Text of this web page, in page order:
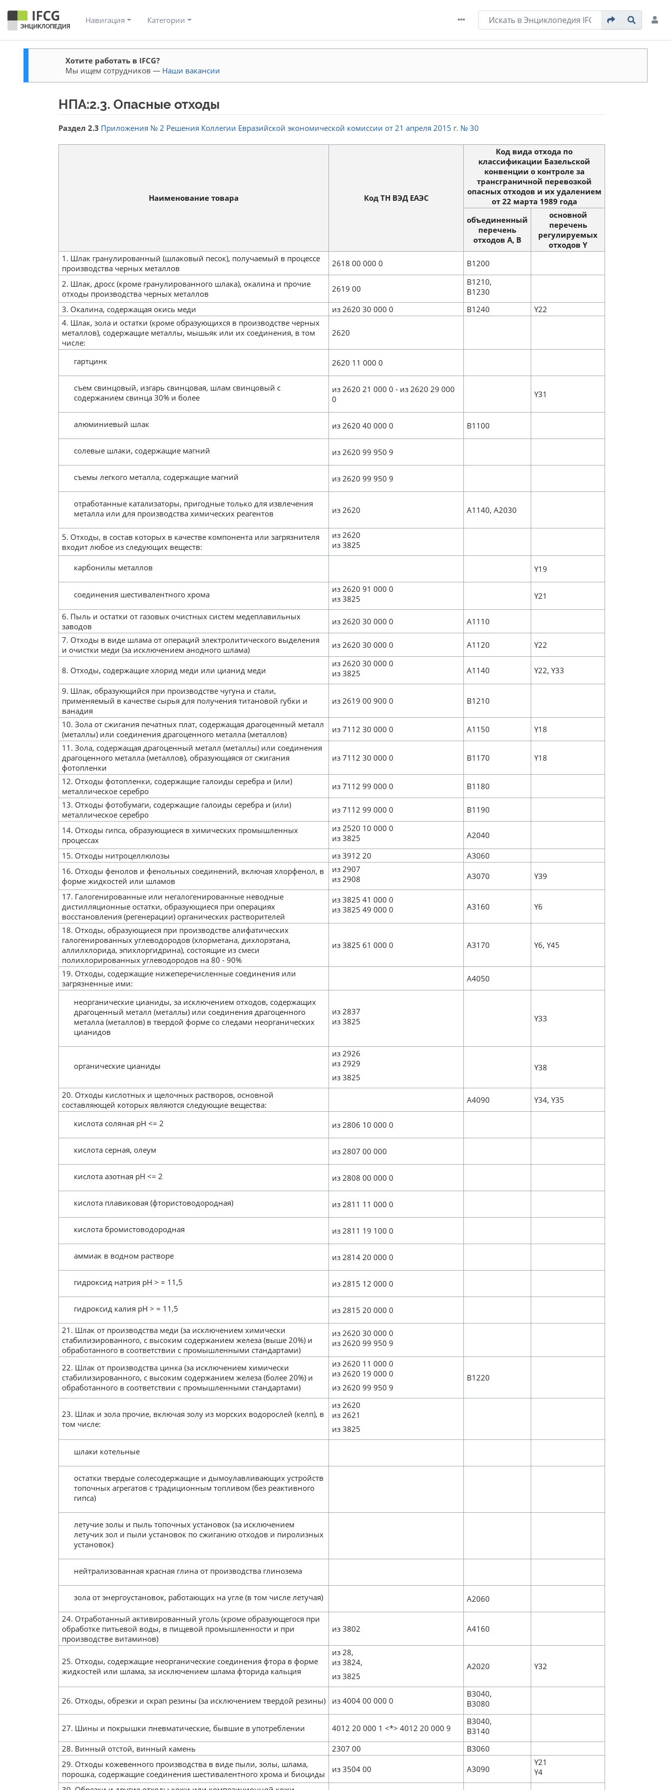
Навигация Категории
Хотите работать в IFCG?
Мы ищем сотрудников — Наши вакансии
НПА:2.3. Опасные отходы
Перейти к:навигация,поиск
Раздел 2.3 Приложения № 2 Решения Коллегии Евразийской экономической комиссии от 21 апреля 2015 г. № 30
Наименование товара Код ТН ВЭД ЕАЭС
Код вида отхода по
классификации Базельской
конвенции о контроле за
трансграничной перевозкой
опасных отходов и их удалением
от 22 марта 1989 года
объединенный
перечень
отходов A, B
основной
перечень
регулируемых
отходов Y
1. Шлак гранулированный (шлаковый песок), получаемый в процессе
производства черных металлов
2618 00 000 0 B1200
2. Шлак, дросс (кроме гранулированного шлака), окалина и прочие
отходы производства черных металлов
2619 00
B1210,
B1230
3. Окалина, содержащая окись меди
из 2620 30 000 0 B1240
Y22
4. Шлак, зола и остатки (кроме образующихся в производстве черных
металлов), содержащие металлы, мышьяк или их соединения, в том
числе:
2620
гартцинк 2620 11 000 0
съем свинцовый, изгарь свинцовая, шлам свинцовый с
содержанием свинца 30% и более
из 2620 21 000 0 - из 2620 29 000
0
Y31
алюминиевый шлак из 2620 40 000 0 B1100
солевые шлаки, содержащие магний из 2620 99 950 9
съемы легкого металла, содержащие магний из 2620 99 950 9
отработанные катализаторы, пригодные только для извлечения
металла или для производства химических реагентов
из 2620 A1140, A2030
5. Отходы, в состав которых в качестве компонента или загрязнителя
входит любое из следующих веществ:
из 2620
из 3825
карбонилы металлов Y19
соединения шестивалентного хрома
из 2620 91 000 0
из 3825
Y21
6. Пыль и остатки от газовых очистных систем медеплавильных
заводов
из 2620 30 000 0
A1110
7. Отходы в виде шлама от операций электролитического выделения
и очистки меди (за исключением анодного шлама)
из 2620 30 000 0 A1120 Y22
8. Отходы, содержащие хлорид меди или цианид меди
из 2620 30 000 0
из 3825
A1140 Y22, Y33
9. Шлак, образующийся при производстве чугуна и стали,
применяемый в качестве сырья для получения титановой губки и
ванадия
из 2619 00 900 0 B1210
10. Зола от сжигания печатных плат, содержащая драгоценный металл
(металлы) или соединения драгоценного металла (металлов)
из 7112 30 000 0 A1150
Y18
11. Зола, содержащая драгоценный металл (металлы) или соединения
драгоценного металла (металлов), образующаяся от сжигания
фотопленки
из 7112 30 000 0 B1170 Y18
12. Отходы фотопленки, содержащие галоиды серебра и (или)
металлическое серебро
из 7112 99 000 0
B1180
13. Отходы фотобумаги, содержащие галоиды серебра и (или)
металлическое серебро
из 7112 99 000 0 B1190
14. Отходы гипса, образующиеся в химических промышленных
процессах
из 2520 10 000 0
из 3825
A2040
15. Отходы нитроцеллюлозы из 3912 20
A3060
16. Отходы фенолов и фенольных соединений, включая хлорфенол, в
форме жидкостей или шламов
из 2907
из 2908
A3070 Y39
17. Галогенированные или негалогенированные неводные
дистилляционные остатки, образующиеся при операциях
восстановления (регенерации) органических растворителей
из 3825 41 000 0
из 3825 49 000 0
A3160 Y6
18. Отходы, образующиеся при производстве алифатических
галогенированных углеводородов (хлорметана, дихлорэтана,
аллилхлорида, эпихлоргидрина), состоящие из смеси
полихлорированных углеводородов на 80 - 90%
из 3825 61 000 0 A3170 Y6, Y45
19. Отходы, содержащие нижеперечисленные соединения или
загрязненные ими:
A4050
неорганические цианиды, за исключением отходов, содержащих
драгоценный металл (металлы) или соединения драгоценного
металла (металлов) в твердой форме со следами неорганических
цианидов
из 2837
из 3825
Y33
органические цианиды
из 2926
из 2929
из 3825
Y38
20. Отходы кислотных и щелочных растворов, основной
составляющей которых являются следующие вещества:
A4090 Y34, Y35
кислота соляная pH <= 2 из 2806 10 000 0
кислота серная, олеум из 2807 00 000
кислота азотная pH <= 2 из 2808 00 000 0
кислота плавиковая (фтористоводородная) из 2811 11 000 0
кислота бромистоводородная из 2811 19 100 0
аммиак в водном растворе из 2814 20 000 0
гидроксид натрия pH > = 11,5 из 2815 12 000 0
гидроксид калия pH > = 11,5
из 2815 20 000 0
21. Шлак от производства меди (за исключением химически
стабилизированного, с высоким содержанием железа (выше 20%) и
обработанного в соответствии с промышленными стандартами)
из 2620 30 000 0
из 2620 99 950 9
22. Шлак от производства цинка (за исключением химически
стабилизированного, с высоким содержанием железа (более 20%) и
обработанного в соответствии с промышленными стандартами)
из 2620 11 000 0
из 2620 19 000 0
из 2620 99 950 9
B1220
23. Шлак и зола прочие, включая золу из морских водорослей (келп), в
том числе:
из 2620
из 2621
из 3825
шлаки котельные
остатки твердые солесодержащие и дымоулавливающих устройств
топочных агрегатов с традиционным топливом (без реактивного
гипса)
летучие золы и пыль топочных установок (за исключением
летучих зол и пыли установок по сжиганию отходов и пиролизных
установок)
нейтрализованная красная глина от производства глинозема
зола от энергоустановок, работающих на угле (в том числе летучая)
A2060
24. Отработанный активированный уголь (кроме образующегося при
обработке питьевой воды, в пищевой промышленности и при
производстве витаминов)
из 3802 A4160
25. Отходы, содержащие неорганические соединения фтора в форме
жидкостей или шлама, за исключением шлама фторида кальция
из 28,
из 3824,
из 3825
A2020 Y32
26. Отходы, обрезки и скрап резины (за исключением твердой резины) из 4004 00 000 0
B3040,
B3080
27. Шины и покрышки пневматические, бывшие в употреблении 4012 20 000 1 <*> 4012 20 000 9
B3040,
B3140
28. Винный отстой, винный камень
2307 00
B3060
29. Отходы кожевенного производства в виде пыли, золы, шлама,
порошка, содержащие соединения шестивалентного хрома и биоциды
из 3504 00 A3090
Y21
Y4